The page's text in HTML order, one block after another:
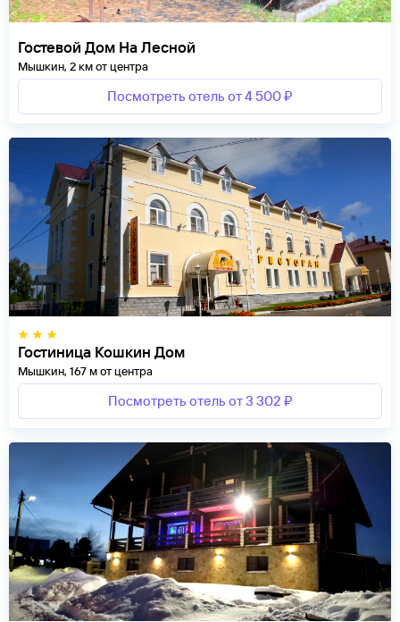
Гостевой Дом На Лесной
Мышкин, 2 км от центра
Посмотреть отель от 4 500 ₽
Гостиница Кошкин Дом
Мышкин, 167 м от центра
Посмотреть отель от 3 302 ₽